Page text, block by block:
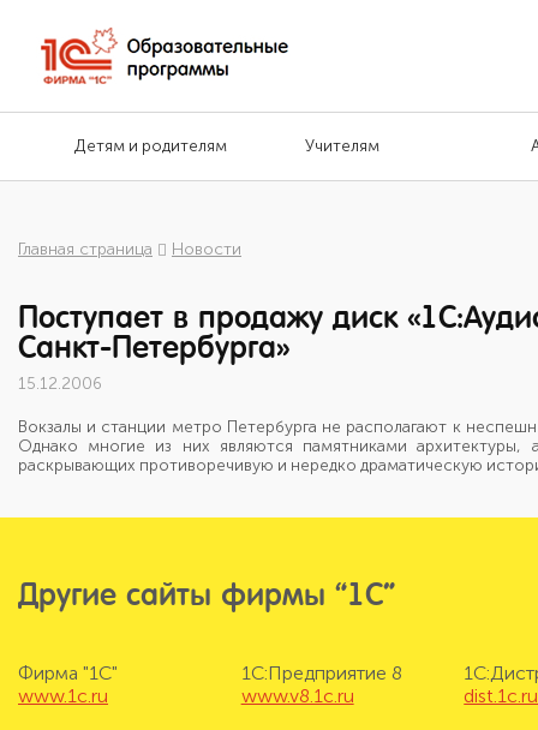
Детям и родителям Учителям
Главная страница Новости
Поступает в продажу диск
Санкт-Петербурга»
15.12.2006
Вокзалы и станции метро Петербурга не располагают к
Однако многие из них являются памятниками
раскрывающих противоречивую и нередко драматическую
Другие сайты фирмы “1С”
Фирма "1С"
www.1c.ru
1С:Предприятие 8
www.v8.1c.ru
dist.1c.ru